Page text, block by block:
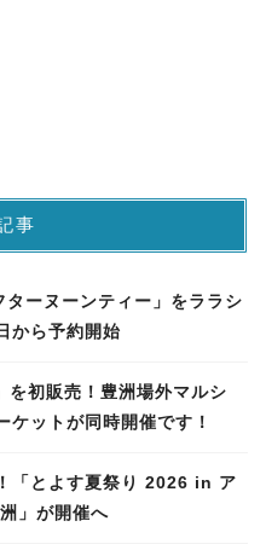
事
ーヌーンティー」をララシ
から予約開始
初販売！豊洲場外マルシ
ケットが同時開催です！
「とよす夏祭り 2026 in ア
」が開催へ